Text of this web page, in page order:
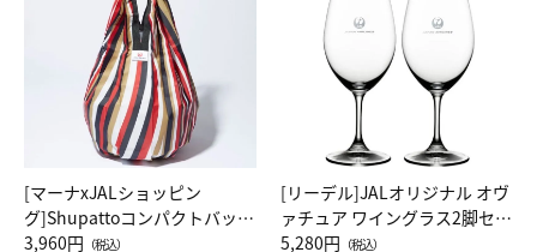
[マーナxJALショッピン
グ]Shupattoコンパクトバッグ
Drop JAL客室乗務員（LC）ス
3,960円 （税込）
[リーデル]JALオリジナル オヴ
ァチュア ワイングラス2脚セッ
ト（レッドワイン）
5,280円 （税込）